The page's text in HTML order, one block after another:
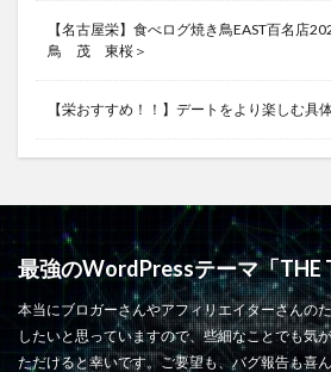
【名古屋栄】食べログ焼き鳥EAST百名店
鳥 茂 東桜＞
【栄おすすめ！！】デートをより楽しむ具
最強のWordPressテーマ「THE
本当にブロガーさんやアフィリエイターさんの
したいと思っていますので、些細なことでも気
ただけると幸いです。ご要望も、バグ報告も喜